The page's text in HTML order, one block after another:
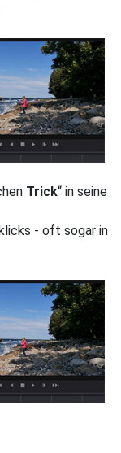
Trick“ in seine
- oft sogar in